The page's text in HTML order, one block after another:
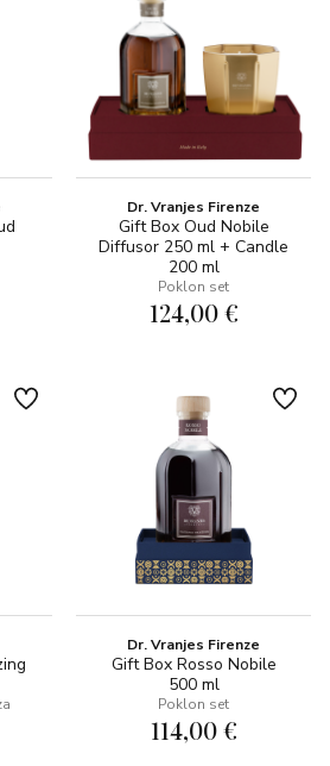
Dr. Vranjes Firenze
Gift Box Oud Nobile
Diffusor 250 ml + Candle
200 ml
Poklon set
124,00 €
Dr. Vranjes Firenze
Gift Box Rosso Nobile
500 ml
Poklon set
114,00 €